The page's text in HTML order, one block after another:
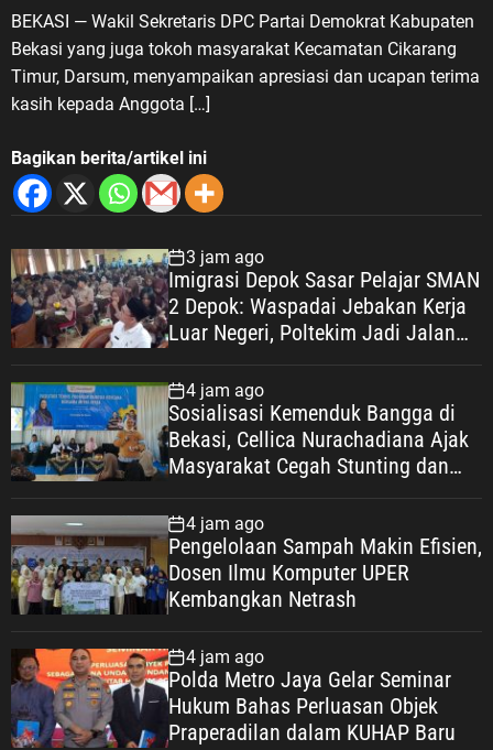
BEKASI — Wakil Sekretaris DPC Partai Demokrat Kabupaten
Bekasi yang juga tokoh masyarakat Kecamatan Cikarang
Timur, Darsum, menyampaikan apresiasi dan ucapan terima
kasih kepada Anggota […]
Bagikan berita/artikel ini
3 jam ago
Imigrasi Depok Sasar Pelajar SMAN
2 Depok: Waspadai Jebakan Kerja
Luar Negeri, Poltekim Jadi Jalan
4 jam ago
Sosialisasi Kemenduk Bangga di
Bekasi, Cellica Nurachadiana Ajak
Masyarakat Cegah Stunting dan
4 jam ago
Pengelolaan Sampah Makin Efisien,
Dosen Ilmu Komputer UPER
Kembangkan Netrash
4 jam ago
Polda Metro Jaya Gelar Seminar
Hukum Bahas Perluasan Objek
Praperadilan dalam KUHAP Baru